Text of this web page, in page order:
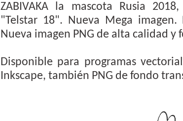
ZABIVAKA la mascota Rusia
"Telstar 18". Nueva Mega imagen.
Nueva imagen PNG de alta calidad y
Disponible para programas
Inkscape, también PNG de fondo